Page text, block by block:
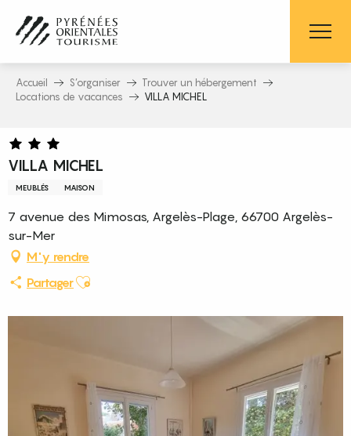
contenu
principal
Accueil S’organiser
Trouver un hébergement
Locations de vacances
VILLA MICHEL
VILLA MICHEL
MEUBLÉS MAISON
7 avenue des Mimosas, Argelès-Plage, 66700 Argelès-
sur-Mer
M'y rendre
PartagerAjouter aux favoris